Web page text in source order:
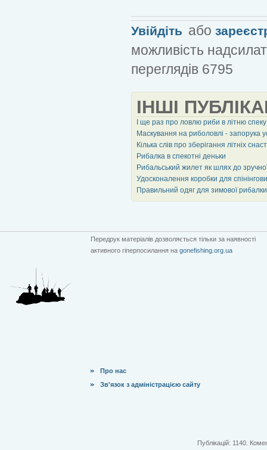
Увійдіть або
можливість
переглядів 6795
ІНШІ
І ще раз про ловлю риби в літню спеку
Маскування на риболовлі - запорука
Кілька слів про зберігання літніх
Рибалка в спекотні деньки
Рибальський жилет як шлях до
Удосконалення коробки для
Правильний одяг для зимової рибалки
Передрук матеріалів дозволяється тільки за наявності
активного гіперпосилання на gonefishing.org.ua
Про нас
Зв'язок з адміністрацією сайту
Публікацій: 1140.